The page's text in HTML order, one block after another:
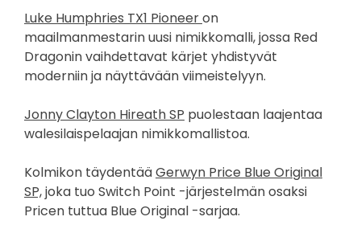
Luke Humphries TX1 Pioneeron
maailmanmestarin uusi nimikkomalli, jossa Red
Dragonin vaihdettavat kärjet yhdistyvät
moderniin ja näyttävään viimeistelyyn.
Jonny Clayton Hireath SP puolestaan laajentaa
walesilaispelaajan nimikkomallistoa.
Kolmikon täydentääGerwyn Price Blue Original
SP,joka tuo Switch Point -järjestelmän osaksi
Pricen tuttua Blue Original -sarjaa.